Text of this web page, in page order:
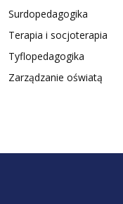
Surdopedagogika
Terapia i socjoterapia
Tyflopedagogika
Zarządzanie oświatą